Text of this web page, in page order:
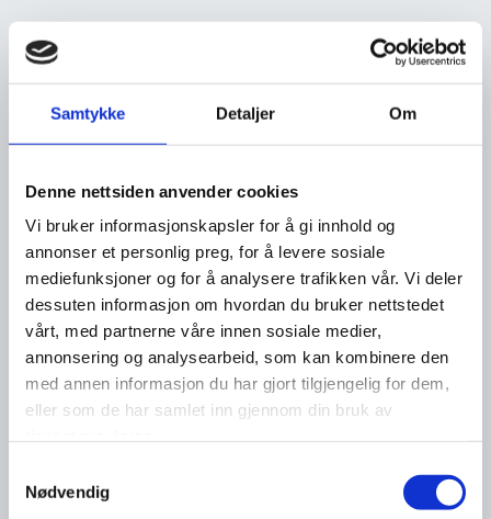
Samtykke Detaljer Om
Denne nettsiden anvender cookies
Vi bruker informasjonskapsler for å gi innhold og
annonser et personlig preg, for å levere sosiale
mediefunksjoner og for å analysere trafikken vår. Vi deler
dessuten informasjon om hvordan du bruker nettstedet
vårt, med partnerne våre innen sosiale medier,
annonsering og analysearbeid, som kan kombinere den
med annen informasjon du har gjort tilgjengelig for dem,
eller som de har samlet inn gjennom din bruk av
Nødvendig